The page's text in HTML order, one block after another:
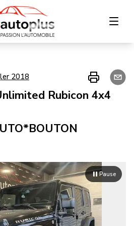
Home
Financing
Us
2018
Rubicon 4x4
Pause